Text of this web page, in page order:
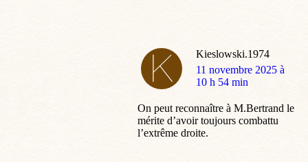
Kieslowski.1974
dit
:
11 novembre 2025 à
10 h 54 min
On peut reconnaître à M.Bertrand le
mérite d’avoir toujours combattu
l’extrême droite.